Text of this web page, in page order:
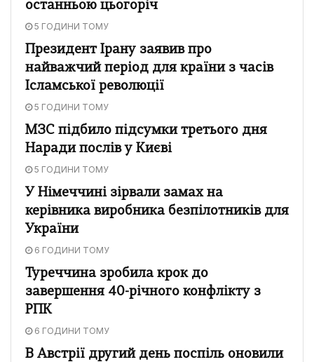
останньою цьогоріч
5 ГОДИНИ ТОМУ
Президент Ірану заявив про
найважчий період для країни з часів
Ісламської революції
5 ГОДИНИ ТОМУ
МЗС підбило підсумки третього дня
Наради послів у Києві
5 ГОДИНИ ТОМУ
У Німеччині зірвали замах на
керівника виробника безпілотників для
України
6 ГОДИНИ ТОМУ
Туреччина зробила крок до
завершення 40-річного конфлікту з
РПК
6 ГОДИНИ ТОМУ
В Австрії другий день поспіль оновили